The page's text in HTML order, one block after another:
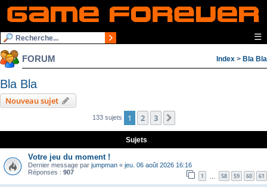
☰
FORUM Index > Bla Bla
Bla Bla
Nouveau sujet
133 sujets 1 2 3
Sujets
Votre jeu du moment !
Dernier message par jumpman « jeu. 06 août 2026 16:16
Réponses : 907 1 58 59 60 61